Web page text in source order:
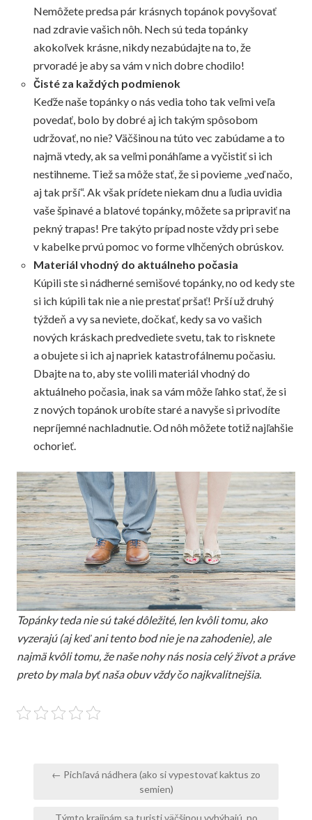
Nemôžete predsa pár krásnych topánok povyšovať
nad zdravie vašich nôh. Nech sú teda topánky
akokoľvek krásne, nikdy nezabúdajte na to, že
prvoradé je aby sa vám v nich dobre chodilo!
Čisté za každých podmienok
Keďže naše topánky o nás vedia toho tak veľmi veľa
povedať, bolo by dobré aj ich takým spôsobom
udržovať, no nie? Väčšinou na túto vec zabúdame a to
najmä vtedy, ak sa veľmi ponáhľame a vyčistiť si ich
nestihneme. Tiež sa môže stať, že si povieme „veď načo,
aj tak prší“. Ak však prídete niekam dnu a ľudia uvidia
vaše špinavé a blatové topánky, môžete sa pripraviť na
pekný trapas! Pre takýto prípad noste vždy pri sebe
v kabelke prvú pomoc vo forme vlhčených obrúskov.
Materiál vhodný do aktuálneho počasia
Kúpili ste si nádherné semišové topánky, no od kedy ste
si ich kúpili tak nie a nie prestať pršať! Prší už druhý
týždeň a vy sa neviete, dočkať, kedy sa vo vašich
nových kráskach predvediete svetu, tak to risknete
a obujete si ich aj napriek katastrofálnemu počasiu.
Dbajte na to, aby ste volili materiál vhodný do
aktuálneho počasia, inak sa vám môže ľahko stať, že si
z nových topánok urobíte staré a navyše si privodíte
nepríjemné nachladnutie. Od nôh môžete totiž najľahšie
ochorieť.
Topánky teda nie sú také dôležité, len kvôli tomu, ako
vyzerajú (aj keď ani tento bod nie je na zahodenie), ale
najmä kvôli tomu, že naše nohy nás nosia celý život a práve
preto by mala byť naša obuv vždy čo najkvalitnejšia.
Navigace
← Pichľavá nádhera (ako si vypestovať kaktus zo
semien)
Týmto krajinám sa turisti väčšinou vyhýbajú, no